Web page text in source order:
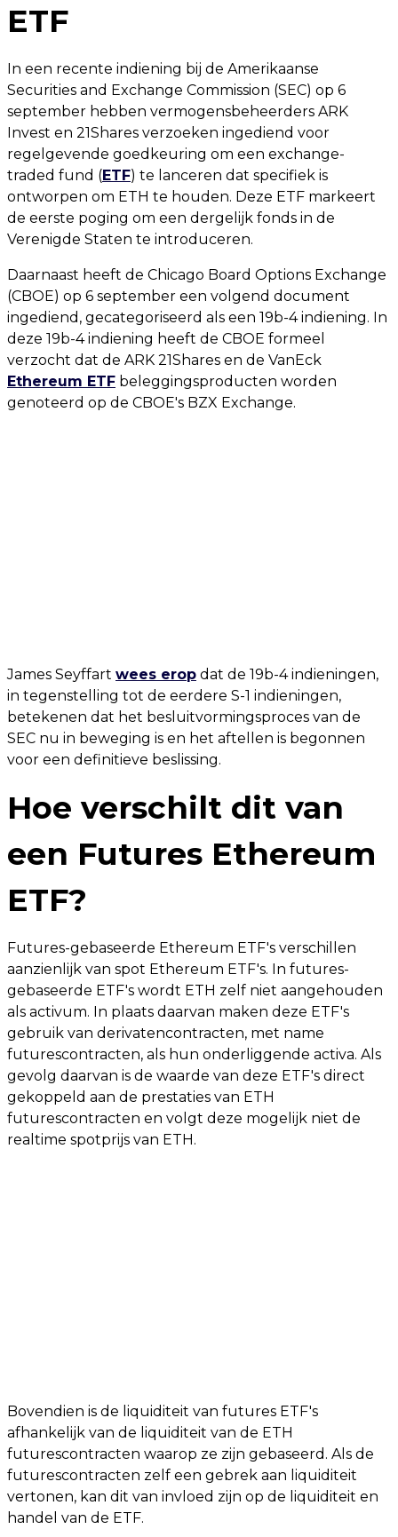
ETF
In een recente indiening bij de Amerikaanse
Securities and Exchange Commission (SEC) op 6
september hebben vermogensbeheerders ARK
Invest en 21Shares verzoeken ingediend voor
regelgevende goedkeuring om een exchange-
traded fund (ETF) te lanceren dat specifiek is
ontworpen om ETH te houden. Deze ETF markeert
de eerste poging om een dergelijk fonds in de
Verenigde Staten te introduceren.
Daarnaast heeft de Chicago Board Options Exchange
(CBOE) op 6 september een volgend document
ingediend, gecategoriseerd als een 19b-4 indiening. In
deze 19b-4 indiening heeft de CBOE formeel
verzocht dat de ARK 21Shares en de VanEck
Ethereum ETF beleggingsproducten worden
genoteerd op de CBOE's BZX Exchange.
James Seyffart wees erop dat de 19b-4 indieningen,
in tegenstelling tot de eerdere S-1 indieningen,
betekenen dat het besluitvormingsproces van de
SEC nu in beweging is en het aftellen is begonnen
voor een definitieve beslissing.
Hoe verschilt dit van
een Futures Ethereum
ETF?
Futures-gebaseerde Ethereum ETF's verschillen
aanzienlijk van spot Ethereum ETF's. In futures-
gebaseerde ETF's wordt ETH zelf niet aangehouden
als activum. In plaats daarvan maken deze ETF's
gebruik van derivatencontracten, met name
futurescontracten, als hun onderliggende activa. Als
gevolg daarvan is de waarde van deze ETF's direct
gekoppeld aan de prestaties van ETH
futurescontracten en volgt deze mogelijk niet de
realtime spotprijs van ETH.
Bovendien is de liquiditeit van futures ETF's
afhankelijk van de liquiditeit van de ETH
futurescontracten waarop ze zijn gebaseerd. Als de
futurescontracten zelf een gebrek aan liquiditeit
vertonen, kan dit van invloed zijn op de liquiditeit en
handel van de ETF.